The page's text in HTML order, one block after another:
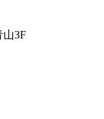
3F